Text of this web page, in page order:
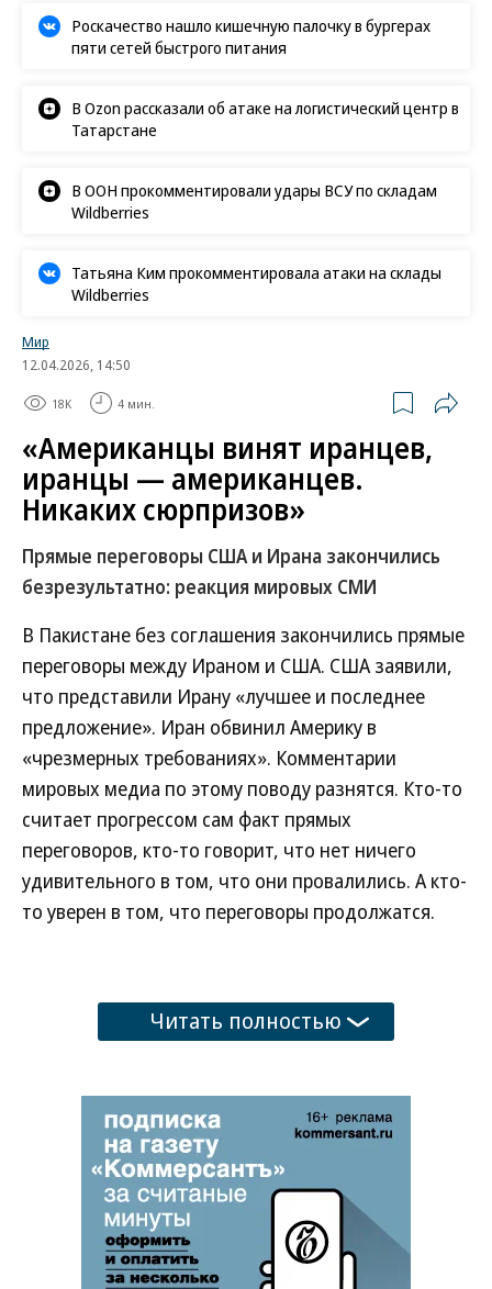
Роскачество нашло кишечную палочку в бургерах
пяти сетей быстрого питания
В Ozon рассказали об атаке на логистический центр в
Татарстане
В ООН прокомментировали удары ВСУ по складам
Wildberries
Татьяна Ким прокомментировала атаки на склады
Wildberries
Мир
12.04.2026, 14:50
18K 4 мин.
«Американцы винят иранцев,
иранцы — американцев.
Никаких сюрпризов»
Прямые переговоры США и Ирана закончились
безрезультатно: реакция мировых СМИ
В Пакистане без соглашения закончились прямые
переговоры между Ираном и США. США заявили,
что представили Ирану «лучшее и последнее
предложение». Иран обвинил Америку в
«чрезмерных требованиях». Комментарии
мировых медиа по этому поводу разнятся. Кто-то
считает прогрессом сам факт прямых
переговоров, кто-то говорит, что нет ничего
удивительного в том, что они провалились. А кто-
то уверен в том, что переговоры продолжатся.
Читать полностью